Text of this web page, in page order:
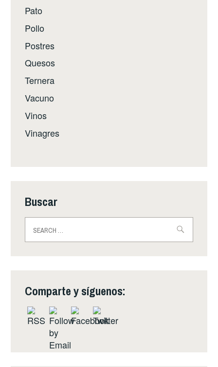
Pato
Pollo
Postres
Quesos
Ternera
Vacuno
Vinos
Vinagres
Buscar
Comparte y síguenos: